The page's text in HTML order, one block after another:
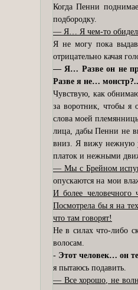
Когда Пенни
подбородку.
— Я… Я чем-то
Я не могу пока
отрицательно качая
— Я… Разве он не
Разве я не… монстр?..
Чувствую, как
за воротник, чтобы я
слова моей
лица, дабы Пенни не
вниз. Я вижу нежную
платок и нежными
— Мы с Брейном
опускаются на мои
И более человечного
Посмотрела бы я на
что там говорят!
Не в силах что-либо
волосам.
- Этот человек… он
я пытаюсь подавить.
— Все хорошо, не